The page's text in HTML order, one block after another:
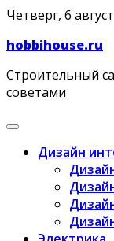
Skip
content
Четверг, 6
hobbihouse.ru
Строительный
советами
Дизайн